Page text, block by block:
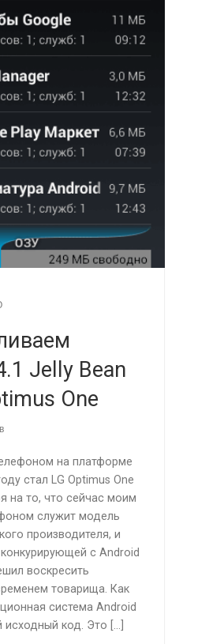
Jelly Bean
One
на платформе
стал LG Optimus One
на то, что сейчас моим
служит модель
производителя, и
с Android
воскресить
товарища. Как
система Android
код. Это […]